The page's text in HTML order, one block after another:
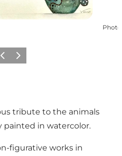
Photo
PrécédentSuivant
tribute to the animals
painted in watercolor.
figurative works in